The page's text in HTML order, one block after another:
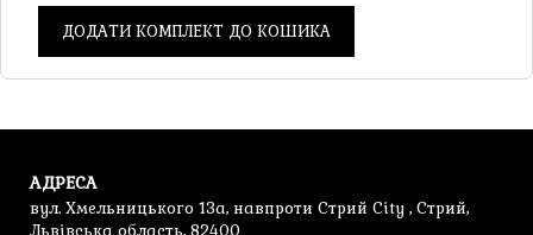
ДОДАТИ КОМПЛЕКТ ДО КОШИКА
АДРЕСА
вул. Хмельницького 13а, навпроти Стрий City , Стрий,
Львівська область, 82400